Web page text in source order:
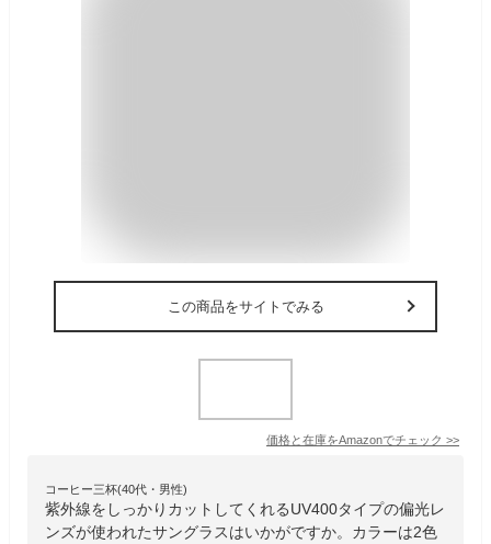
この商品をサイトでみる
価格と在庫をAmazonでチェック >>
コーヒー三杯(40代・男性)
紫外線をしっかりカットしてくれるUV400タイプの偏光レ
ンズが使われたサングラスはいかがですか。カラーは2色